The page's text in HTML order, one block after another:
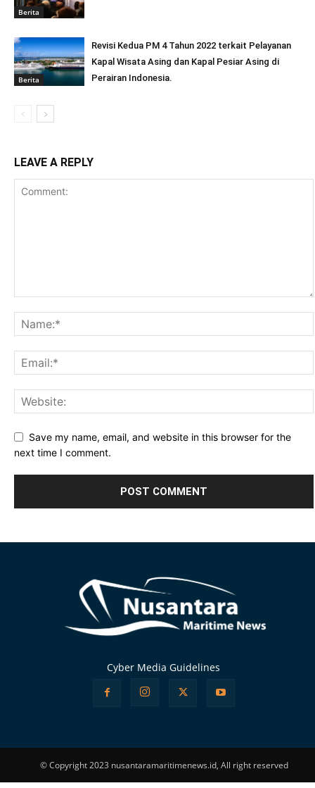
Berita
Berita
Revisi Kedua PM 4 Tahun 2022 terkait Pelayanan
Kapal Wisata Asing dan Kapal Pesiar Asing di
Perairan Indonesia.
LEAVE A REPLY
Save my name, email, and website in this browser for the
next time I comment.
Cyber Media Guidelines
© Copyright 2023 nusantaramaritimenews.id, All right reserved